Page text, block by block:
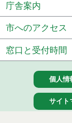
庁舎案内
市へのアクセス
窓口と受付時間
個人情
サイト